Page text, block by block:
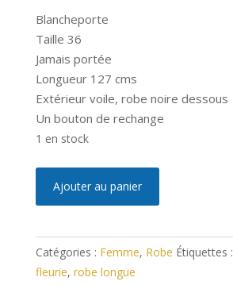
Blancheporte
Taille 36
Jamais portée
Longueur 127 cms
Extérieur voile, robe noire dessous
Un bouton de rechange
1 en stock
Longue
Bohème
Fleurie
Ajouter au panier
e
r
Catégories : Femme, Robe Étiquettes :
fleurie, robe longue